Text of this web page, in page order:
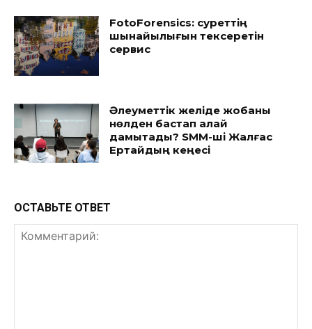
FotoForensics: суреттің
шынайылығын тексеретін
сервис
Әлеуметтік желіде жобаны
нөлден бастап қалай
дамытады? SMM-ші Жалғас
Ертайдың кеңесі
ОСТАВЬТЕ ОТВЕТ